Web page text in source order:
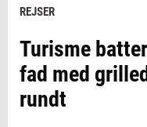
REJSER
Turisme
fad med
rundt